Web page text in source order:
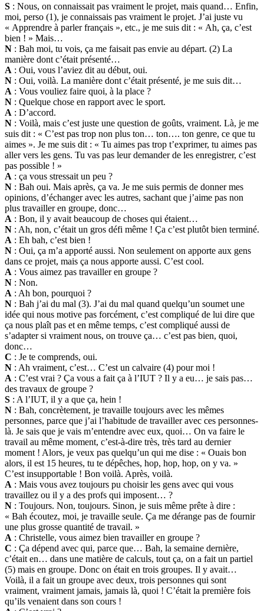
S : Nous, on connaissait pas vraiment le projet, mais quand… Enfin,
moi, perso (1), je connaissais pas vraiment le projet. J’ai juste vu
« Apprendre à parler français », etc., je me suis dit : « Ah, ça, c’est
bien ! » Mais…
N : Bah moi, tu vois, ça me faisait pas envie au départ. (2) La
manière dont c’était présenté…
A : Oui, vous l’aviez dit au début, oui.
N : Oui, voilà. La manière dont c’était présenté, je me suis dit…
A : Vous vouliez faire quoi, à la place ?
N : Quelque chose en rapport avec le sport.
A : D’accord.
N : Voilà, mais c’est juste une question de goûts, vraiment. Là, je me
suis dit : « C’est pas trop non plus ton… ton…. ton genre, ce que tu
aimes ». Je me suis dit : « Tu aimes pas trop t’exprimer, tu aimes pas
aller vers les gens. Tu vas pas leur demander de les enregistrer, c’est
pas possible ! »
A : ça vous stressait un peu ?
N : Bah oui. Mais après, ça va. Je me suis permis de donner mes
opinions, d’échanger avec les autres, sachant que j’aime pas non
plus travailler en groupe, donc…
A : Bon, il y avait beaucoup de choses qui étaient…
N : Ah, non, c’était un gros défi même ! Ça c’est plutôt bien terminé.
A : Eh bah, c’est bien !
N : Oui, ça m’a apporté aussi. Non seulement on apporte aux gens
dans ce projet, mais ça nous apporte aussi. C’est cool.
A : Vous aimez pas travailler en groupe ?
N : Non.
A : Ah bon, pourquoi ?
N : Bah j’ai du mal (3). J’ai du mal quand quelqu’un soumet une
idée qui nous motive pas forcément, c’est compliqué de lui dire que
ça nous plaît pas et en même temps, c’est compliqué aussi de
s’adapter si vraiment nous, on trouve ça… c’est pas bien, quoi,
donc…
C : Je te comprends, oui.
N : Ah vraiment, c’est… C’est un calvaire (4) pour moi !
A : C’est vrai ? Ça vous a fait ça à l’IUT ? Il y a eu… je sais pas…
des travaux de groupe ?
S : A l’IUT, il y a que ça, hein !
N : Bah, concrètement, je travaille toujours avec les mêmes
personnes, parce que j’ai l’habitude de travailler avec ces personnes-
là. Je sais que je vais m’entendre avec eux, quoi… On va faire le
travail au même moment, c’est-à-dire très, très tard au dernier
moment ! Alors, je veux pas quelqu’un qui me dise : « Ouais bon
alors, il est 15 heures, tu te dépêches, hop, hop, hop, on y va. »
C’est insupportable ! Bon voilà. Après, voilà.
A : Mais vous avez toujours pu choisir les gens avec qui vous
travaillez ou il y a des profs qui imposent… ?
N : Toujours. Non, toujours. Sinon, je suis même prête à dire :
« Bah écoutez, moi, je travaille seule. Ça me dérange pas de fournir
une plus grosse quantité de travail. »
A : Christelle, vous aimez bien travailler en groupe ?
C : Ça dépend avec qui, parce que… Bah, la semaine dernière,
c’était en… dans une matière de calculs, tout ça, on a fait un partiel
(5) mais en groupe. Donc on était en trois groupes. Il y avait…
Voilà, il a fait un groupe avec deux, trois personnes qui sont
vraiment, vraiment jamais, jamais là, quoi ! C’était la première fois
qu’ils venaient dans son cours !